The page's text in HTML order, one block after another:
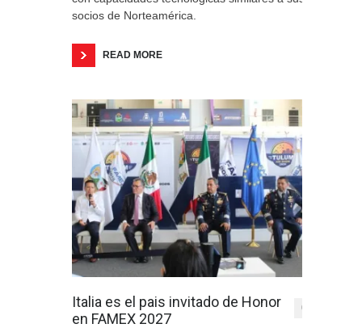
socios de Norteamérica.
READ MORE
Italia es el pais invitado de Honor
en FAMEX 2027
0